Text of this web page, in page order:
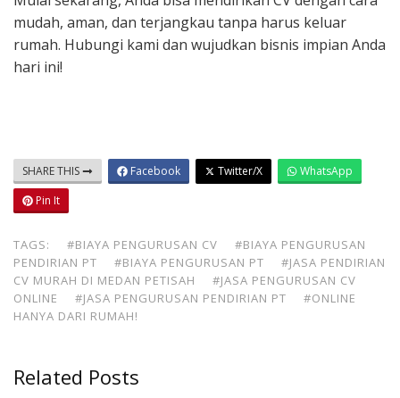
mudah, aman, dan terjangkau tanpa harus keluar
rumah. Hubungi kami dan wujudkan bisnis impian Anda
hari ini!
SHARE THIS Facebook Twitter/X
WhatsApp
Pin It
TAGS: #BIAYA PENGURUSAN CV
#BIAYA PENGURUSAN
PENDIRIAN PT
#BIAYA PENGURUSAN PT
#JASA PENDIRIAN
CV MURAH DI MEDAN PETISAH
#JASA PENGURUSAN CV
ONLINE
#JASA PENGURUSAN PENDIRIAN PT
#ONLINE
HANYA DARI RUMAH!
Related Posts